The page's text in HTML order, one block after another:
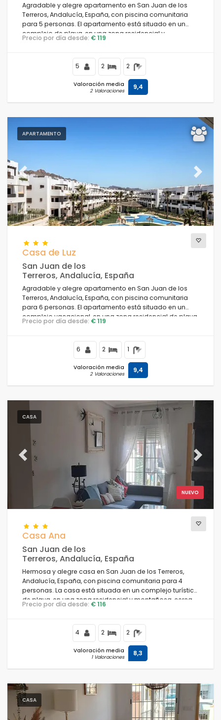
Agradable y alegre apartamento en San Juan de los
Terreros, Andalucía, España, con piscina comunitaria
para 5 personas. El apartamento está situado en un
complejo de playa, en una zona residencial y
montañosa cercana a supermercados y a 200 m de la
Precio por día desde: € 119
5 2 2
Valoración media
2 Valoraciones 9,4
APARTAMENTO
Previous Next
Casa de Luz
San Juan de los
Terreros, Andalucía, España
Agradable y alegre apartamento en San Juan de los
Terreros, Andalucía, España, con piscina comunitaria
para 6 personas. El apartamento está situado en un
complejo vacacional, en una zona residencial de playa,
cerca de restaurantes y bares, supermercados y una
Precio por día desde: € 119
6 2 1
Valoración media
2 Valoraciones 9,4
CASA
NUEVO
Previous Next
Casa Ana
San Juan de los
Terreros, Andalucía, España
Hermosa y alegre casa en San Juan de los Terreros,
Andalucía, España, con piscina comunitaria para 4
personas. La casa está situada en un complejo turístico
de playa, en una zona residencial y montañosa, cerca
de tiendas y supermercados y a 100 m de la playa.
Precio por día desde: € 116
4 2 2
Valoración media
1 Valoraciones 8,3
CASA